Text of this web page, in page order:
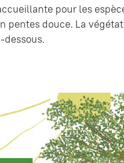
pour les
pentes douce. La
dessous.